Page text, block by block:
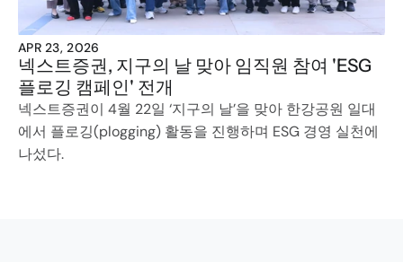
APR 23, 2026
넥스트증권, 지구의 날 맞아 임직원 참여 'ESG
플로깅 캠페인' 전개
넥스트증권이 4월 22일 ‘지구의 날’을 맞아 한강공원 일대
에서 플로깅(plogging) 활동을 진행하며 ESG 경영 실천에
나섰다.